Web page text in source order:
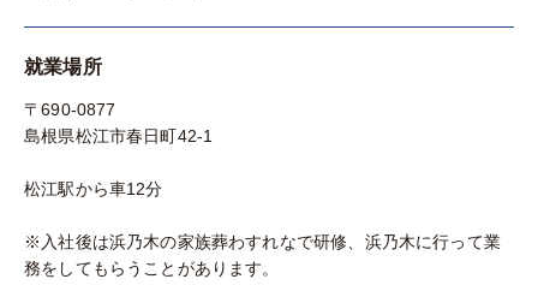
就業場所
〒690-0877
島根県松江市春日町42-1
松江駅から車12分
※入社後は浜乃木の家族葬わすれなで研修、浜乃木に行って業
務をしてもらうことがあります。